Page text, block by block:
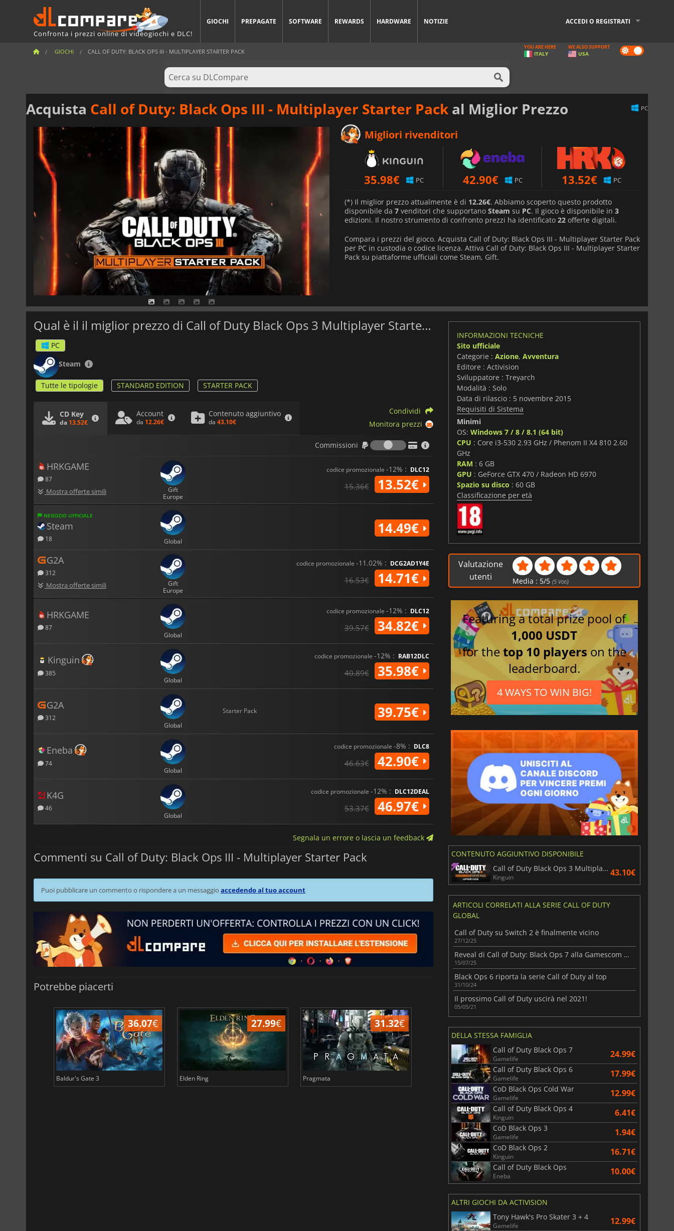
Confronta i prezzi online di videogiochi e DLC!
GIOCHI PREPAGATE SOFTWARE REWARDS HARDWARE NOTIZIE ACCEDI O REGISTRATI
GIOCHI CALL OF DUTY: BLACK OPS III - MULTIPLAYER STARTER PACK Dark
mode
YOU ARE HERE
ITALY
WE ALSO SUPPORT
USA
Acquista Call of Duty: Black Ops III - Multiplayer Starter Pack al Miglior Prezzo PC
Migliori rivenditori
35.98€ PC 42.90€ PC 13.52€ PC
(*) Il miglior prezzo attualmente è di 12.26€. Abbiamo scoperto questo prodotto
disponibile da 7 venditori che supportano Steam su PC. Il gioco è disponibile in 3
edizioni. Il nostro strumento di confronto prezzi ha identificato 22 offerte digitali.
Compara i prezzi del gioco. Acquista Call of Duty: Black Ops III - Multiplayer Starter Pack
per PC in custodia o codice licenza. Attiva Call of Duty: Black Ops III - Multiplayer Starter
Pack su piattaforme ufficiali come Steam, Gift.
Qual è il il miglior prezzo di Call of Duty Black Ops 3 Multiplayer Starter Pack?
PC
Steam
Tutte le tipologie STANDARD EDITION STARTER PACK
CD Key
da 13.52€
Account
da 12.26€
Contenuto aggiuntivo
da 43.10€
Condividi
Monitora prezzi
Commissioni
Commissioni
HRKGAME
87
Mostra offerte simili
Gift
Europe
codice promozionale -12% : DLC12
15.36€ 13.52€
NEGOZIO UFFICIALE
Steam
18 Global
14.49€
G2A
312
Mostra offerte simili
Gift
Europe
codice promozionale -11.02% : DCG2AD1Y4E
16.53€ 14.71€
HRKGAME
87
Global
codice promozionale -12% : DLC12
39.57€ 34.82€
Kinguin
385
Global
codice promozionale -12% : RAB12DLC
40.89€ 35.98€
G2A
312
Global
Starter Pack 39.75€
Eneba
74
Global
codice promozionale -8% : DLC8
46.63€ 42.90€
K4G
46
Global
codice promozionale -12% : DLC12DEAL
53.37€ 46.97€
Segnala un errore o lascia un feedback
Commenti su Call of Duty: Black Ops III - Multiplayer Starter Pack
Puoi pubblicare un commento o rispondere a un messaggio accedendo al tuo account
Potrebbe piacerti
36.07€
Baldur's Gate 3
27.99€
Elden Ring
31.32€
Pragmata Total War WARHAMMER 3
INFORMAZIONI TECNICHE
Sito ufficiale
Categorie : Azione, Avventura
Editore : Activision
Sviluppatore : Treyarch
Modalità : Solo
Data di rilascio : 5 novembre 2015
Requisiti di Sistema
Minimi
OS: Windows 7 / 8 / 8.1 (64 bit)
CPU : Core i3-530 2.93 GHz / Phenom II X4 810 2.60
GHz
RAM : 6 GB
GPU : GeForce GTX 470 / Radeon HD 6970
Spazio su disco : 60 GB
Classificazione per età
Valutazione
utenti
Media : 5/5 (5 Voti)
Featuring a total prize pool of
1,000 USDT
for thetop 10 players on the
leaderboard.
4 WAYS TO WIN BIG!
CONTENUTO AGGIUNTIVO DISPONIBILE
Call of Duty Black Ops 3 Multiplayer Starter Pack Upgrade
Kinguin 43.10€
ARTICOLI CORRELATI ALLA SERIE CALL OF DUTY
GLOBAL
Call of Duty su Switch 2 è finalmente vicino
27/12/25
Reveal di Call of Duty: Black Ops 7 alla Gamescom di agosto
15/07/25
Black Ops 6 riporta la serie Call of Duty al top
31/10/24
Il prossimo Call of Duty uscirà nel 2021!
05/05/21
DELLA STESSA FAMIGLIA
Call of Duty Black Ops 7
Gamelife 24.99€
Call of Duty Black Ops 6
Gamelife 17.99€
CoD Black Ops Cold War
Gamelife 12.99€
Call of Duty Black Ops 4
Kinguin 6.41€
CoD Black Ops 3
Gamelife 1.94€
CoD Black Ops 2
Kinguin 16.71€
Call of Duty Black Ops
Eneba 10.00€
ALTRI GIOCHI DA ACTIVISION
Tony Hawk's Pro Skater 3 + 4
Gamelife 12.99€